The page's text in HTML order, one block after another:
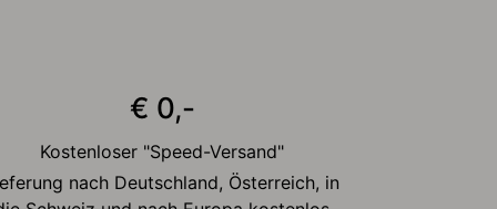
€ 0,-
Kostenloser "Speed-Versand"
nach Deutschland, Österreich, in